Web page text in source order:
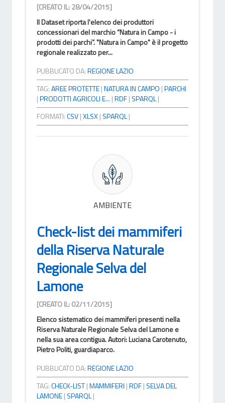
[CREATO IL: 28/04/2015]
Il Dataset riporta l'elenco dei produttori
concessionari del marchio “Natura in Campo - i
prodotti dei parchi”. "Natura in Campo" è il progetto
regionale realizzato per...
PUBBLICATO DA:REGIONE LAZIO
TAG:AREE PROTETTE|NATURA IN CAMPO |PARCHI
|PRODOTTI AGRICOLI E... |RDF| SPARQL|
FORMATI:CSV|XLSX| SPARQL|
AMBIENTE
Check-list dei mammiferi
della Riserva Naturale
Regionale Selva del
Lamone
[CREATO IL: 02/11/2015]
Elenco sistematico dei mammiferi presenti nella
Riserva Naturale Regionale Selva del Lamone e
nella sua area contigua. Autori: Luciana Carotenuto,
Pietro Politi, guardiaparco.
PUBBLICATO DA:REGIONE LAZIO
TAG:CHECK-LIST|MAMMIFERI |RDF| SELVA DEL
LAMONE| SPARQL|